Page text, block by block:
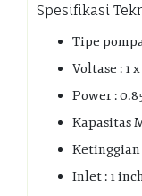
Spesifikasi
Tipe
Voltase : 1
Power :
Kapasitas
Ketinggian
Inlet : 1